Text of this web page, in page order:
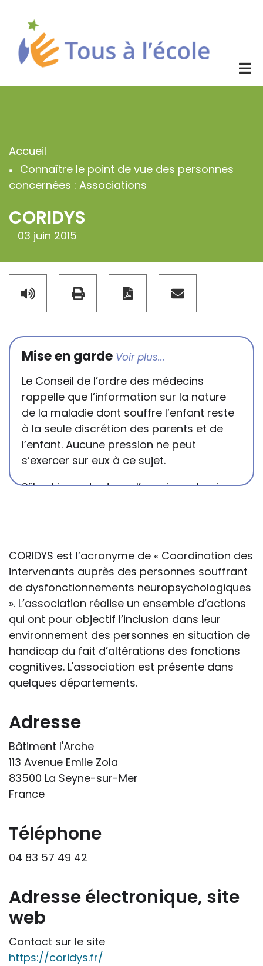
contenu
principal
Fil
d'Ariane
Accueil
Connaître le point de vue des personnes
concernées : Associations
CORIDYS
03 juin 2015
Mise en garde
Le Conseil de l’ordre des médecins
rappelle que l’information sur la nature
de la maladie dont souffre l’enfant reste
à la seule discrétion des parents et de
l’enfant. Aucune pression ne peut
s’exercer sur eux à ce sujet.
S’il est important que l’enseignant puisse
passe pas forcément pas l’exposé du
diagnostic en tant que tel.
Cette information doit être adaptée par
chacun, dans le respect de l’individu en
particulier, enfant et adulte, et prendre en
compte la variabilité d’une même
maladie ou handicap selon chaque
enfant.
web n’exonère personne de ses
responsabilités professionnelles, civiles
et pénales. Les personnes qui
s'inspireront des éléments publiés sur le
site « Tous à l'école » dans leur action
professionnelle le feront sous leur seule
les paramètres spécifiques d’une
situation particulière pour prendre leurs
décisions, ce qui ne peut être le cas des
évidemment dans l’impossibilité de les
apprécier in abstracto.
CORIDYS est l’acronyme de « Coordination des
intervenants auprès des personnes souffrant
de dysfonctionnements neuropsychologiques
». L’association réalise un ensemble d’actions
qui ont pour objectif l’inclusion dans leur
environnement des personnes en situation de
handicap du fait d’altérations des fonctions
cognitives. L'association est présente dans
quelques départements.
Adresse
Bâtiment l'Arche
113 Avenue Emile Zola
83500 La Seyne-sur-Mer
France
Téléphone
04 83 57 49 42
Adresse électronique, site
web
Contact sur le site
https://coridys.fr/